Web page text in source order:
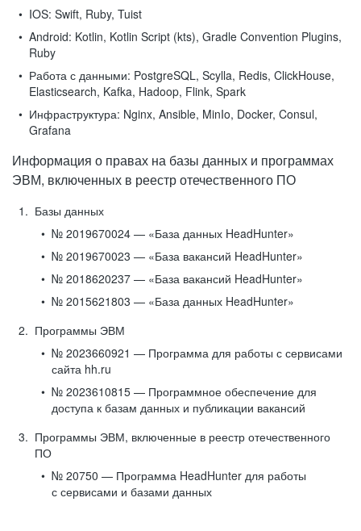
IOS: Swift, Ruby, Tuist
Android: Kotlin, Kotlin Script (kts), Gradle Convention Plugins,
Ruby
Работа с данными: PostgreSQL, Scylla, Redis, ClickHouse,
Elasticsearch, Kafka, Hadoop, Flink, Spark
Инфраструктура: Nginx, Ansible, MinIo, Docker, Consul,
Grafana
Информация о правах на базы данных и программах
ЭВМ, включенных в реестр отечественного ПО
Базы данных
№ 2019670024 — «База данных HeadHunter»
№ 2019670023 — «База вакансий HeadHunter»
№ 2018620237 — «База вакансий HeadHunter»
№ 2015621803 — «База данных HeadHunter»
Программы ЭВМ
№ 2023660921 — Программа для работы с сервисами
сайта hh.ru
№ 2023610815 — Программное обеспечение для
доступа к базам данных и публикации вакансий
Программы ЭВМ, включенные в реестр отечественного
ПО
№ 20750 — Программа HeadHunter для работы
с сервисами и базами данных